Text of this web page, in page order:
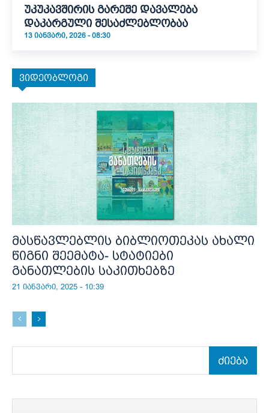
უკუკავშირის გარეშე დავალება
დაკარგული შესაძლებლობაა
13 ᲘᲐᲜᲕᲐᲠᲘ, 2026 - 08:30
ვიდეობლოგი
მასწავლებლის ბიბლიოთეკას ახალი
წიგნი შეემატა- სტატიები
განათლების საკითხებზე
21 იანვარი, 2025 - 10:39
ძიება